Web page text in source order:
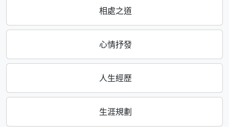
相處之道
心情抒發
人生經歷
生涯規劃